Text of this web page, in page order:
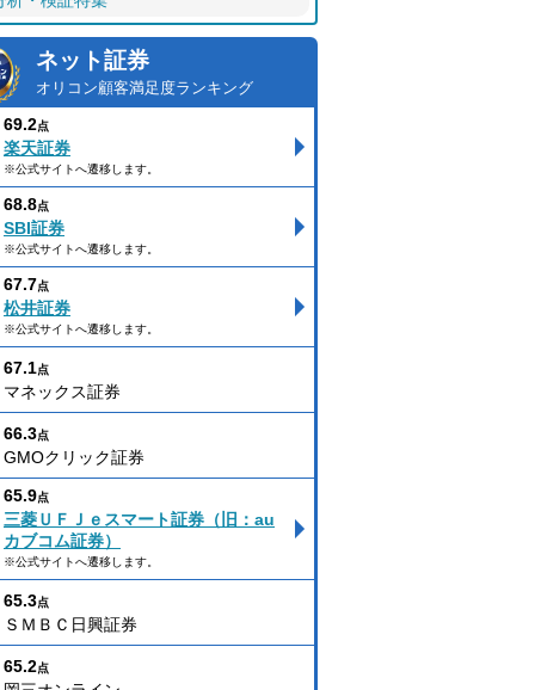
ネット証券
オリコン顧客満足度ランキング
69.2点
楽天証券
※公式サイトへ遷移します。
68.8点
SBI証券
※公式サイトへ遷移します。
67.7点
松井証券
※公式サイトへ遷移します。
67.1点
マネックス証券
66.3点
GMOクリック証券
65.9点
三菱ＵＦＪｅスマート証券（旧：au
カブコム証券）
※公式サイトへ遷移します。
65.3点
ＳＭＢＣ日興証券
65.2点